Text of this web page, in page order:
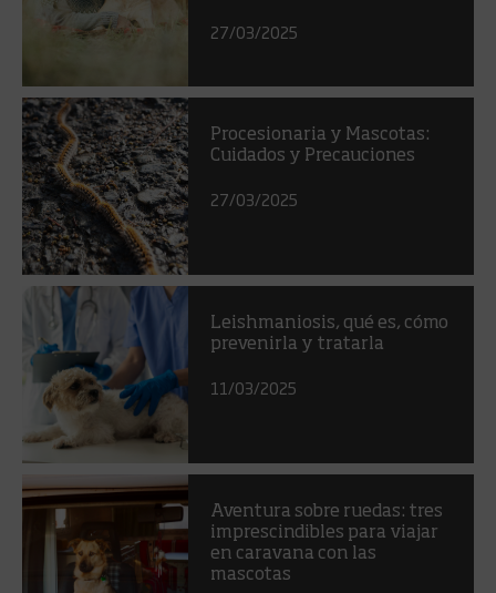
27/03/2025
Procesionaria y Mascotas:
Cuidados y Precauciones
27/03/2025
Leishmaniosis, qué es, cómo
prevenirla y tratarla
11/03/2025
Aventura sobre ruedas: tres
imprescindibles para viajar
en caravana con las
mascotas